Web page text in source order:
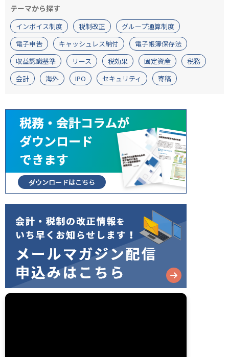
テーマから探す
インボイス制度 税制改正
グループ通算制度
電子申告
キャッシュレス納付
電子帳簿保存法
収益認識基準
リース 税効果 固定資産
税務
会計
海外 IPO セキュリティ 寄稿